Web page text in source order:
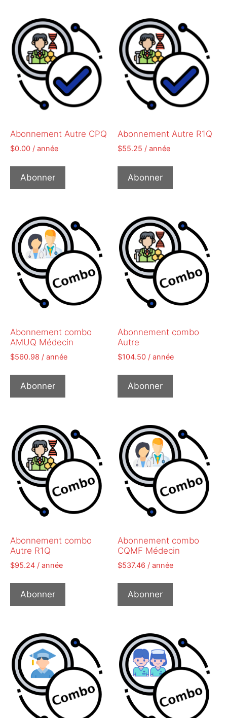
Abonnement Autre CPQ
$0.00 / année
Abonner
Abonnement Autre R1Q
$55.25 / année
Abonner
Abonnement combo
AMUQ Médecin
$560.98 / année
Abonner
Abonnement combo
Autre
$104.50 / année
Abonner
Abonnement combo
Autre R1Q
$95.24 / année
Abonner
Abonnement combo
CQMF Médecin
$537.46 / année
Abonner